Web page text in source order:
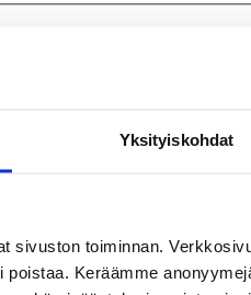
Yksityiskohdat
sivuston toiminnan.
Keräämme
puistofilosofia